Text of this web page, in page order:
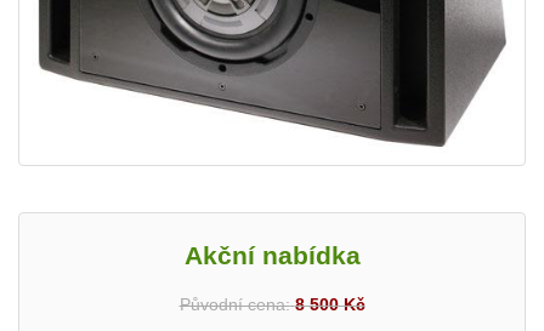
Akční nabídka
Původní cena: 8 500 Kč